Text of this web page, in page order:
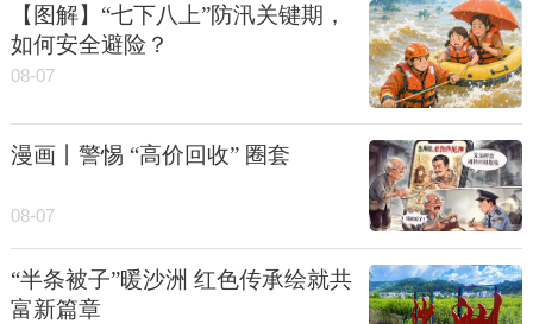
【图解】“七下八上”防汛关键期，
如何安全避险？
08-07
漫画丨警惕 “高价回收” 圈套
08-07
“半条被子”暖沙洲 红色传承绘就共
富新篇章